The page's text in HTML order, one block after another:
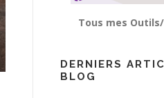
Tous mes
DERNIERS
BLOG